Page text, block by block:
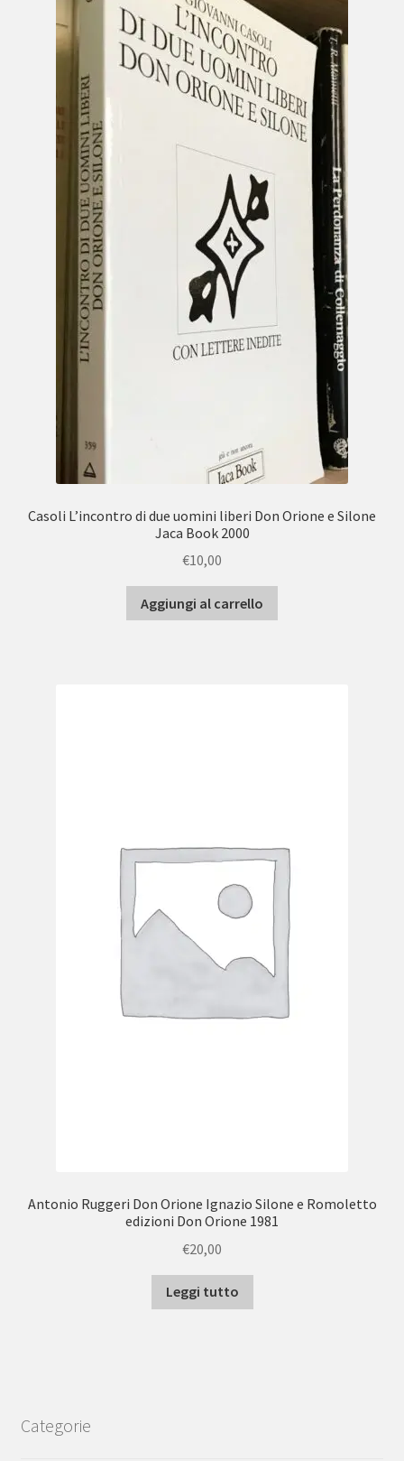
Casoli L’incontro di due uomini liberi Don Orione e Silone
Jaca Book 2000
€10,00
Aggiungi al carrello
Antonio Ruggeri Don Orione Ignazio Silone e Romoletto
edizioni Don Orione 1981
€20,00
Leggi tutto
Categorie